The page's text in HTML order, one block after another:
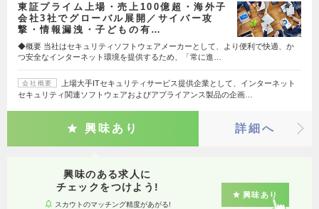
東証プライム上場・売上100億超・海外子
会社3社でグローバル展開／サイバー攻
撃・情報漏洩・子どもの有…
◆概要 当社はセキュリティソフトウェアメーカーとして、より便利で快適、か
つ安全なインターネット環境を提供するため、「常に進…
会社概要
上場大手ITセキュリティサービス提供企業として、インターネット
セキュリティ関連ソフトウェアおよびアプライアンス製品の企画…
興味あり 詳細へ
興味のある求人に
チェックをつけよう!
スカウトのマッチング精度があがる!
興味あり